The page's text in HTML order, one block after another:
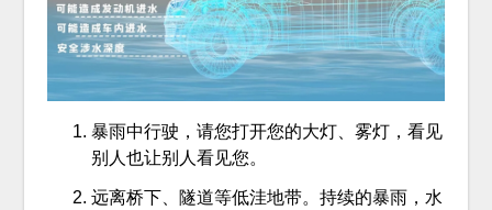
暴雨中行驶，请您打开您的大灯、雾灯，看见
别人也让别人看见您。
远离桥下、隧道等低洼地带。持续的暴雨，水